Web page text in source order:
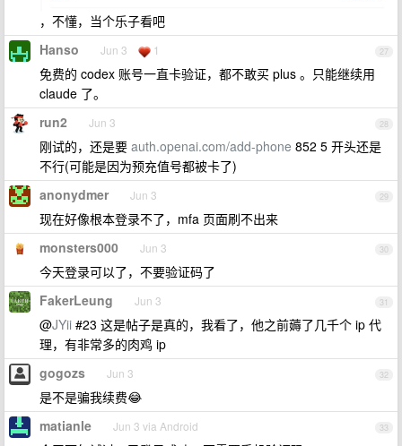
，不懂，当个乐子看吧
27
Hanso Jun 3 1
免费的 codex 账号一直卡验证，都不敢买 plus 。只能继续用
claude 了。
28
run2 Jun 3
刚试的，还是要 auth.openai.com/add-phone 852 5 开头还是
不行(可能是因为预充值号都被卡了)
29
anonydmer Jun 3
现在好像根本登录不了，mfa 页面刷不出来
30
monsters000 Jun 3
今天登录可以了，不要验证码了
31
FakerLeung Jun 3
@JYii #23 这是帖子是真的，我看了，他之前薅了几千个 ip 代
理，有非常多的肉鸡 ip
32
gogozs Jun 3
是不是骗我续费😂
33
matianle Jun 3 via Android